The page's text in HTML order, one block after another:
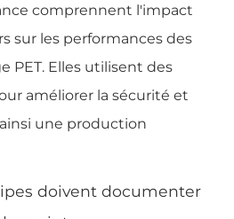
comprennent l'impact
sur les performances des
PET. Elles utilisent des
améliorer la sécurité et
une production
doivent documenter